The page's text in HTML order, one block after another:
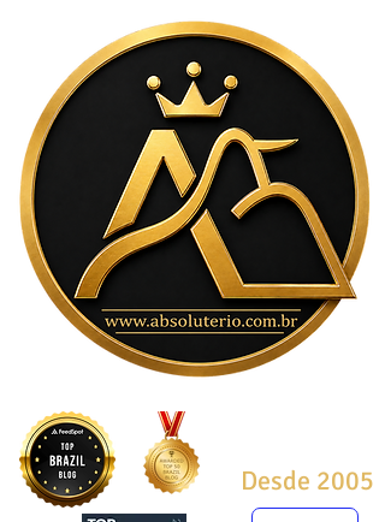
Desde 2005